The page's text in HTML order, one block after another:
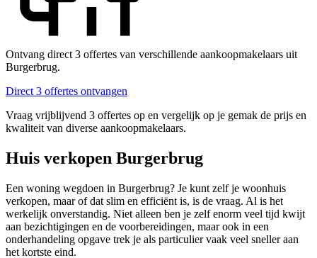
Ontvang direct 3 offertes van verschillende aankoopmakelaars uit
Burgerbrug.
Direct 3 offertes ontvangen
Vraag vrijblijvend 3 offertes op en vergelijk op je gemak de prijs en
kwaliteit van diverse aankoopmakelaars.
Huis verkopen Burgerbrug
Een woning wegdoen in Burgerbrug? Je kunt zelf je woonhuis
verkopen, maar of dat slim en efficiënt is, is de vraag. Al is het
werkelijk onverstandig. Niet alleen ben je zelf enorm veel tijd kwijt
aan bezichtigingen en de voorbereidingen, maar ook in een
onderhandeling opgave trek je als particulier vaak veel sneller aan
het kortste eind.